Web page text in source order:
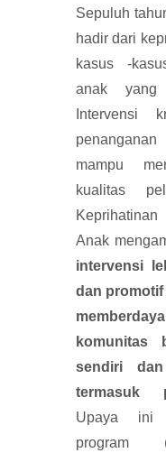
Sepuluh
hadir dari
kasus -
anak yang
Intervensi
mampu
kualitas
Anak
intervensi
dan
komunitas
sendiri
termasuk
Upaya ini
program